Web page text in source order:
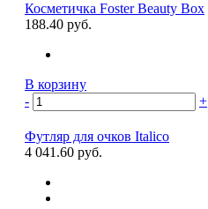
Косметичка Foster Beauty Box
188.40 руб.
В корзину
-
+
Футляр для очков Italico
4 041.60 руб.